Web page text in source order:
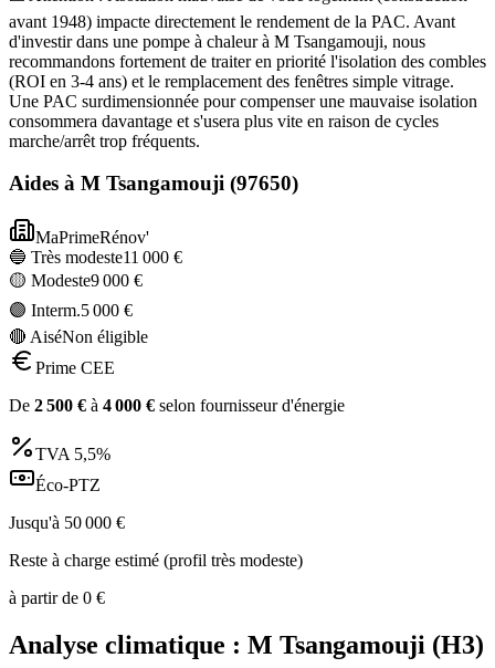
avant 1948) impacte directement le rendement de la PAC. Avant
d'investir dans une pompe à chaleur à M Tsangamouji, nous
recommandons fortement de traiter en priorité l'isolation des combles
(ROI en 3-4 ans) et le remplacement des fenêtres simple vitrage.
Une PAC surdimensionnée pour compenser une mauvaise isolation
consommera davantage et s'usera plus vite en raison de cycles
marche/arrêt trop fréquents.
Aides à M Tsangamouji (97650)
MaPrimeRénov'
🔵 Très modeste11 000 €
🟡 Modeste9 000 €
🟣 Interm.5 000 €
🔴 AiséNon éligible
Prime CEE
De 2 500 € à 4 000 € selon fournisseur d'énergie
TVA 5,5%
Éco-PTZ
Jusqu'à 50 000 €
Reste à charge estimé (profil très modeste)
à partir de 0 €
Analyse climatique : M Tsangamouji (H3)